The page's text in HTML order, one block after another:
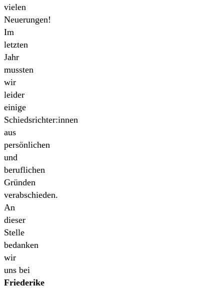
vielen
Neuerungen!
Im
letzten
Jahr
mussten
wir
leider
einige
Schiedsrichter:innen
aus
persönlichen
und
beruflichen
Gründen
verabschieden.
An
dieser
Stelle
bedanken
wir
uns bei
Friederike